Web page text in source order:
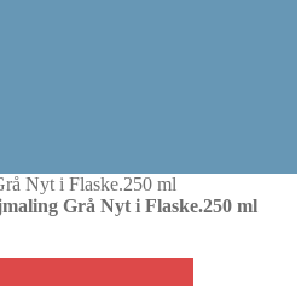
Grå Nyt i Flaske.250 ml